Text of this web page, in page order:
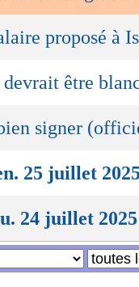
proposé à
devrait être
signer
25 juillet
24 juillet 2025